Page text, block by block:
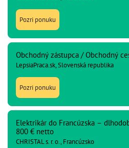
Pozri ponuku
Obchodný zástupca / Obchodný
LepsiaPraca.sk, Slovenská republika
Pozri ponuku
Elektrikár do Francúzska –
800 € netto
CHRISTAL s. r. o., Francúzsko